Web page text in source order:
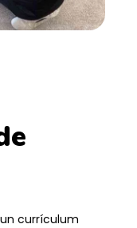
currículum